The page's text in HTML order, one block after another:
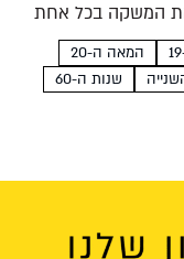
את המשקה בכל אחת
מקום בארץ, אולם
המאה ה-20
שנות ה-60